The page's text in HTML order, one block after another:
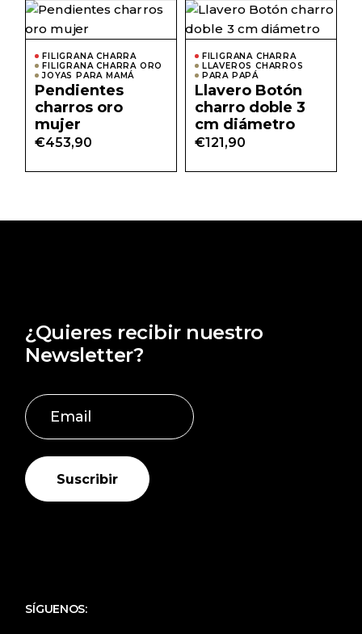
FILIGRANA CHARRA
FILIGRANA CHARRA ORO
JOYAS PARA MAMÁ
Pendientes
charros oro
mujer
€453,90
FILIGRANA CHARRA
LLAVEROS CHARROS
PARA PAPÁ
Llavero Botón
charro doble 3
cm diámetro
€121,90
¿Quieres recibir nuestro
Newsletter?
Suscribir
SÍGUENOS: